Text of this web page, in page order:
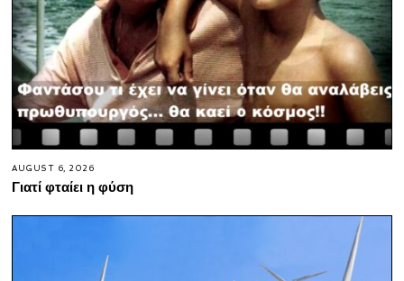
AUGUST 6, 2026
Γιατί φταίει η φύση